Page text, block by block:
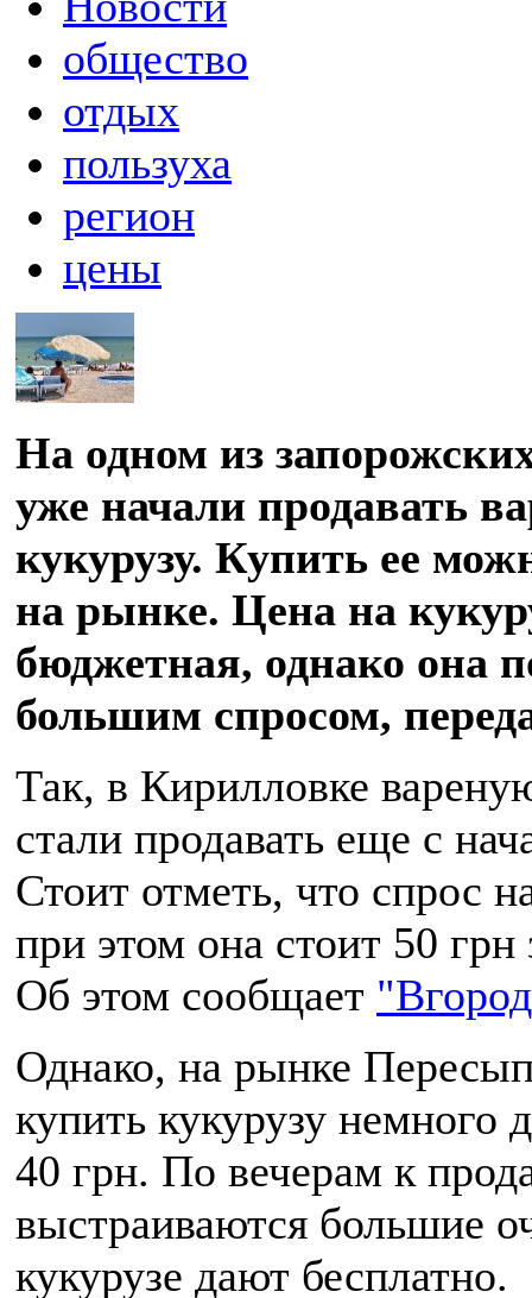
общество
отдых
пользуха
регион
цены
На одном из
уже начали продавать
кукурузу. Купить ее
на рынке. Цена на
бюджетная, однако она
большим спросом,
Так, в Кирилловке
стали продавать еще с
Стоит отметь, что спрос
при этом она стоит 50 грн
Об этом сообщает
Однако, на рынке
купить кукурузу немного
40 грн. По вечерам к
выстраиваются большие
кукурузе дают бесплатно.